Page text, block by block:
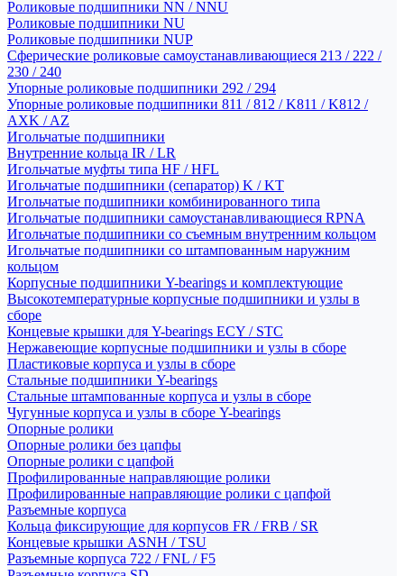
Роликовые подшипники NN / NNU
Роликовые подшипники NU
Роликовые подшипники NUP
Сферические роликовые самоустанавливающиеся 213 / 222 /
230 / 240
Упорные роликовые подшипники 292 / 294
Упорные роликовые подшипники 811 / 812 / K811 / K812 /
AXK / AZ
Игольчатые подшипники
Внутренние кольца IR / LR
Игольчатые муфты типа HF / HFL
Игольчатые подшипники (сепаратор) K / KT
Игольчатые подшипники комбинированного типа
Игольчатые подшипники самоустанавливающиеся RPNA
Игольчатые подшипники со съемным внутренним кольцом
Игольчатые подшипники со штампованным наружним
кольцом
Корпусные подшипники Y-bearings и комплектующие
Высокотемпературные корпусные подшипники и узлы в
сборе
Концевые крышки для Y-bearings ECY / STC
Нержавеющие корпусные подшипники и узлы в сборе
Пластиковые корпуса и узлы в сборе
Стальные подшипники Y-bearings
Стальные штампованные корпуса и узлы в сборе
Чугунные корпуса и узлы в сборе Y-bearings
Опорные ролики
Опорные ролики без цапфы
Опорные ролики с цапфой
Профилированные направляющие ролики
Профилированные направляющие ролики с цапфой
Разъемные корпуса
Кольца фиксирующие для корпусов FR / FRB / SR
Концевые крышки ASNH / TSU
Разъемные корпуса 722 / FNL / F5